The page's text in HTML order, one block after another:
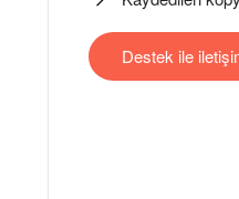
Destek ile